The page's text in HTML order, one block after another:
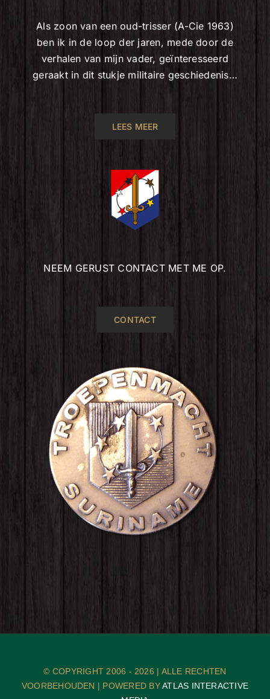
Als zoon van een oud-trisser (A-Cie 1963)
ben ik in de loop der jaren, mede door de
verhalen van mijn vader, geïnteresseerd
geraakt in dit stukje militaire geschiedenis…
LEES MEER
NEEM GERUST CONTACT MET ME OP.
CONTACT
© COPYRIGHT 2006 - 2026 | ALLE RECHTEN
VOORBEHOUDEN | POWERED BYATLAS INTERACTIVE